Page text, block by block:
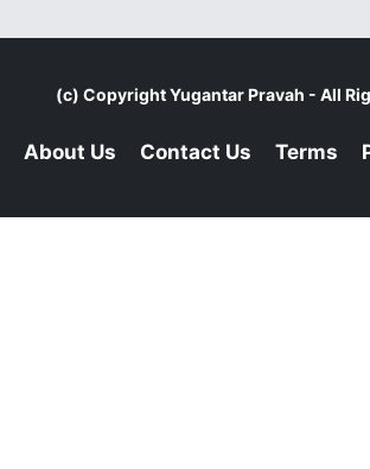
(c) CopyrightYugantar Pravah - All
About Us Contact Us Terms